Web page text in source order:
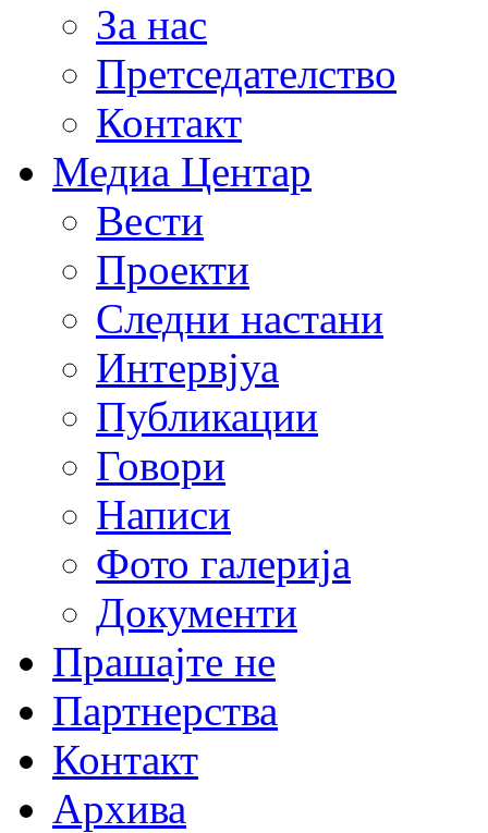
За нас
Претседателство
Контакт
Медиа Центар
Вести
Проекти
Следни настани
Интервјуа
Публикации
Говори
Написи
Фото галерија
Документи
Прашајте не
Партнерства
Контакт
Архива